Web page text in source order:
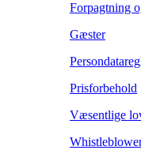
Forpagtning
Gæster
Prisforbehold
Væsentlige